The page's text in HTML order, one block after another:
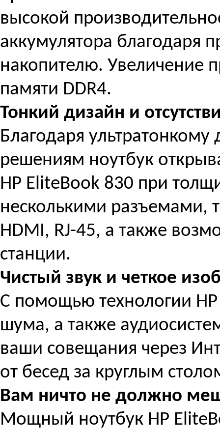
высокой
аккумулятора благодаря
накопителю. Увеличение
памяти DDR4.
Тонкий дизайн и
Благодаря
решениям ноутбук
HP EliteBook 830 при
несколькими разъемами,
HDMI, RJ-45, а также
станции.
Чистый звук и четкое
С помощью технологии
шума, а также
ваши совещания через
от бесед за круглым
Вам ничто не должно
Мощный ноутбук HP